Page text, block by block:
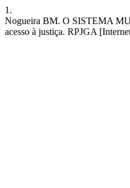
1.
Nogueira BM. O SISTEMA
acesso à justiça. RPJGA